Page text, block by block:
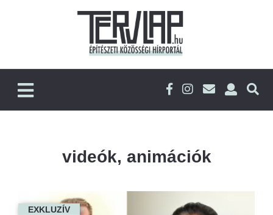
videók, animációk
EXKLUZÍV